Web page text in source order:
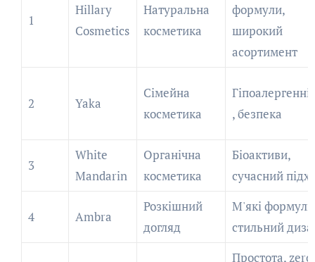
1
Hillary
Cosmetics
Натуральна
косметика
формули,
широкий
асортимент
2 Yaka
Сімейна
косметика
, безпека
3
White
Mandarin
Органічна
косметика
Біоактиви,
сучасний
4 Ambra
Розкішний
догляд
М'які
стильний
Простота, zero